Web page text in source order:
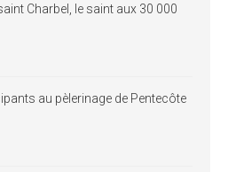
Charbel, le saint aux 30 000
au pèlerinage de Pentecôte